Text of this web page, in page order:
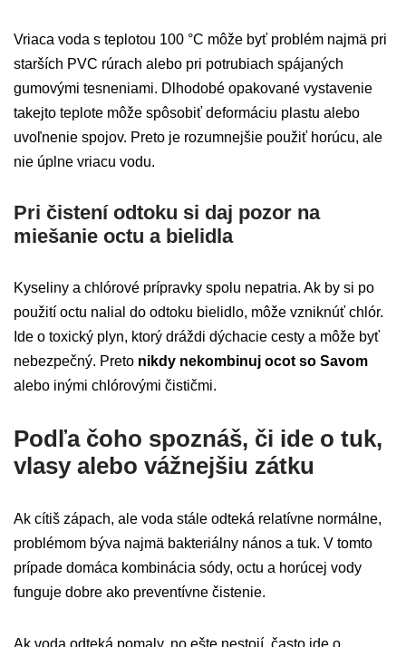
Vriaca voda s teplotou 100 °C môže byť problém najmä pri
starších PVC rúrach alebo pri potrubiach spájaných
gumovými tesneniami. Dlhodobé opakované vystavenie
takejto teplote môže spôsobiť deformáciu plastu alebo
uvoľnenie spojov. Preto je rozumnejšie použiť horúcu, ale
nie úplne vriacu vodu.
Pri čistení odtoku si daj pozor na
miešanie octu a bielidla
Kyseliny a chlórové prípravky spolu nepatria. Ak by si po
použití octu nalial do odtoku bielidlo, môže vzniknúť chlór.
Ide o toxický plyn, ktorý dráždi dýchacie cesty a môže byť
nebezpečný. Preto nikdy nekombinuj ocot so Savom
alebo inými chlórovými čističmi.
Podľa čoho spoznáš, či ide o tuk,
vlasy alebo vážnejšiu zátku
Ak cítiš zápach, ale voda stále odteká relatívne normálne,
problémom býva najmä bakteriálny nános a tuk. V tomto
prípade domáca kombinácia sódy, octu a horúcej vody
funguje dobre ako preventívne čistenie.
Ak voda odteká pomaly, no ešte nestojí, často ide o